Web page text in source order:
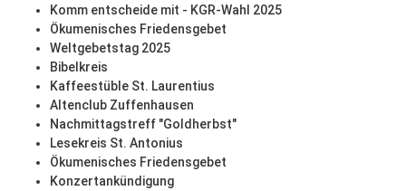
Komm entscheide mit - KGR-Wahl 2025
Ökumenisches Friedensgebet
Weltgebetstag 2025
Bibelkreis
Kaffeestüble St. Laurentius
Altenclub Zuffenhausen
Nachmittagstreff "Goldherbst"
Lesekreis St. Antonius
Ökumenisches Friedensgebet
Konzertankündigung